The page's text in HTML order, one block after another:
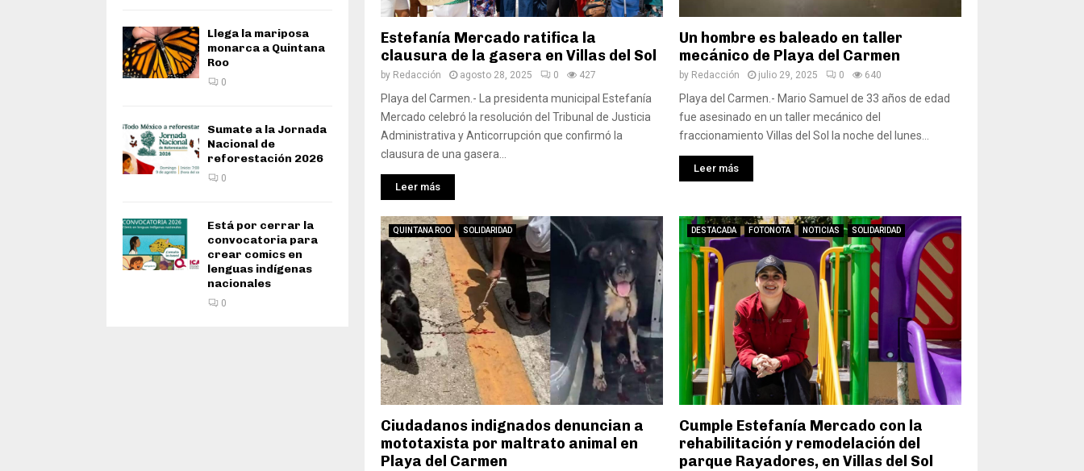
Estefanía Mercado ratifica la
clausura de la gasera en Villas del Sol
by Redacción agosto 28, 2025 0 427
Playa del Carmen.- La presidenta municipal Estefanía
Mercado celebró la resolución del Tribunal de Justicia
Administrativa y Anticorrupción que confirmó la
clausura de una gasera...
Leer más
Un hombre es baleado en taller
mecánico de Playa del Carmen
by Redacción julio 29, 2025 0 640
Playa del Carmen.- Mario Samuel de 33 años de edad
fue asesinado en un taller mecánico del
fraccionamiento Villas del Sol la noche del lunes...
Leer más
QUINTANA ROO SOLIDARIDAD
Ciudadanos indignados denuncian a
mototaxista por maltrato animal en
Playa del Carmen
DESTACADA FOTONOTA NOTICIAS SOLIDARIDAD
Cumple Estefanía Mercado con la
rehabilitación y remodelación del
parque Rayadores, en Villas del Sol
Llega la mariposa
monarca a Quintana
Roo
0
Sumate a la Jornada
Nacional de
reforestación 2026
0
Está por cerrar la
convocatoria para
crear comics en
lenguas indígenas
nacionales
0